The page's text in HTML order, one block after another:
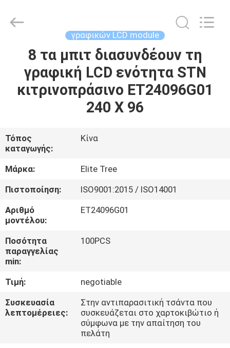
ΑΡΧΙΚΉ
ΣΕΛΊΔΑ
ΒΊΝΤΕΟ
ΣΧΕΤΙΚΆ
ΜΕ
ΕΜΆΣ
ΓΎΡΟΣ
ΕΡΓΟΣΤΑΣΊΩΝ
ΠΟΙΟΤΙΚΌΣ
ΈΛΕΓΧΟΣ
Technology.
γραφικών LCD module
8 τα μπιτ διασυνδέουν τη
γραφική LCD ενότητα STN
κιτρινοπράσινο ET24096G01
240 X 96
Τόπος
καταγωγής:
Κίνα
Μάρκα:
Elite Tree
Πιστοποίηση:
ISO9001:2015 / ISO14001
Αριθμό
μοντέλου:
ET24096G01
Ποσότητα
παραγγελίας
min:
100PCS
Τιμή:
negotiable
Συσκευασία
λεπτομέρειες:
Στην αντιπαρασιτική τσάντα που
συσκευάζεται στο χαρτοκιβώτιο ή
σύμφωνα με την απαίτηση του
πελάτη